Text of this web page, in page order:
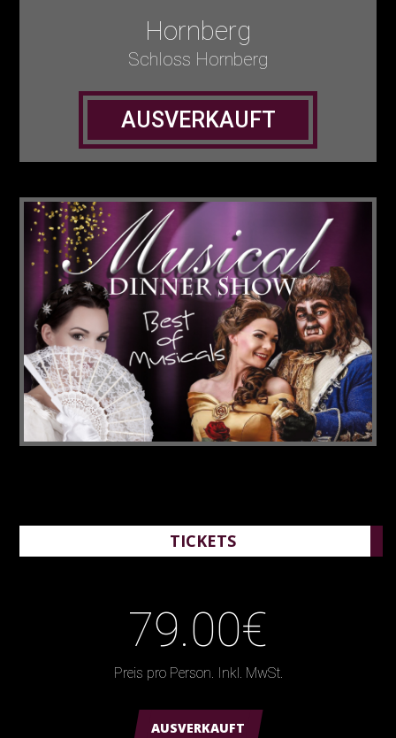
Hornberg
Schloss Hornberg
AUSVERKAUFT
TICKETS
79.00€
Preis pro Person. Inkl. MwSt.
AUSVERKAUFT